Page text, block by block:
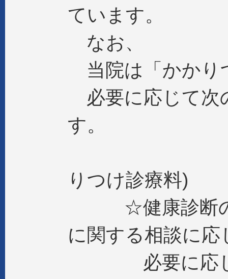
ています。
なお、
当院は「かかり
必要に応じて次
す。
りつけ診療料)
☆健康診断の結
に関する相談に応
必要に応じ、